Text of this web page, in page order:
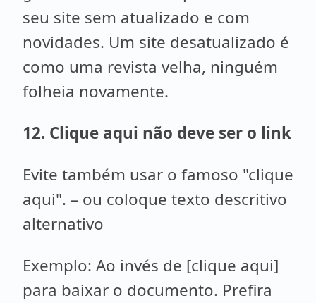
seu site sem atualizado e com
novidades. Um site desatualizado é
como uma revista velha, ninguém
folheia novamente.
12. Clique aqui não deve ser o link
Evite também usar o famoso "clique
aqui". – ou coloque texto descritivo
alternativo
Exemplo: Ao invés de [clique aqui]
para baixar o documento. Prefira